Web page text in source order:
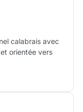
calabrais avec
orientée vers